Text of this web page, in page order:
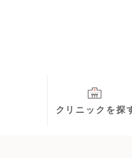
クリニックを探